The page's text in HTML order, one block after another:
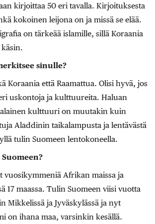
kirjoittaa 50 eri tavalla. Kirjoituksesta
kokoinen leijona on ja missä se elää.
on tärkeää islamille, sillä Koraania
sinulle?
Koraania että Raamattua. Olisi hyvä, jos
uskontoja ja kulttuureita. Haluan
kulttuuri on muutakin kuin
Aladdinin taikalampusta ja lentävästä
tulin Suomeen lentokoneella.
vuosikymmeniä Afrikan maissa ja
17 maassa. Tulin Suomeen viisi vuotta
Mikkelissä ja Jyväskylässä ja nyt
on ihana maa, varsinkin kesällä.